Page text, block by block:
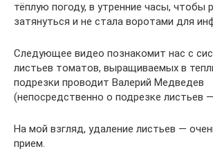
тёплую погоду, в утренние часы, чтобы
затянуться и не стала воротами для
Следующее видео познакомит нас с
листьев томатов, выращиваемых в
подрезки проводит Валерий Медведев
(непосредственно о подрезке листьев
На мой взгляд, удаление листьев —
прием.